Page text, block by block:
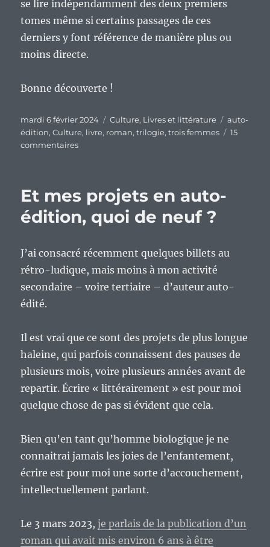
se lire indépendamment des deux premiers
tomes même si certains passages de ces
derniers y font référence de manière plus ou
moins directe.
Bonne découverte !
Publié
le
mardi 6 février 2024 Catégories
Culture, Livres et littérature Étiquettes
auto-
édition,Culture, livre, roman,trilogie,trois femmes
15
commentairessur
Akiko »,
dernier
ma
trilogie.
Et mes projets en auto-
édition, quoi de neuf ?
J’ai consacré récemment quelques billets au
rétro-ludique, mais moins à mon activité
secondaire – voire tertiaire – d’auteur auto-
édité.
Il est vrai que ce sont des projets de plus longue
haleine, qui parfois connaissent des pauses de
plusieurs mois, voire plusieurs années avant de
repartir. Écrire « littérairement » est pour moi
quelque chose de pas si évident que cela.
Bien qu’en tant qu’homme biologique je ne
connaitrai jamais les joies de l’enfantement,
écrire est pour moi une sorte d’accouchement,
intellectuellement parlant.
Le 3 mars 2023,je parlais de la publication d’un
roman qui avait mis environ 6 ans à être